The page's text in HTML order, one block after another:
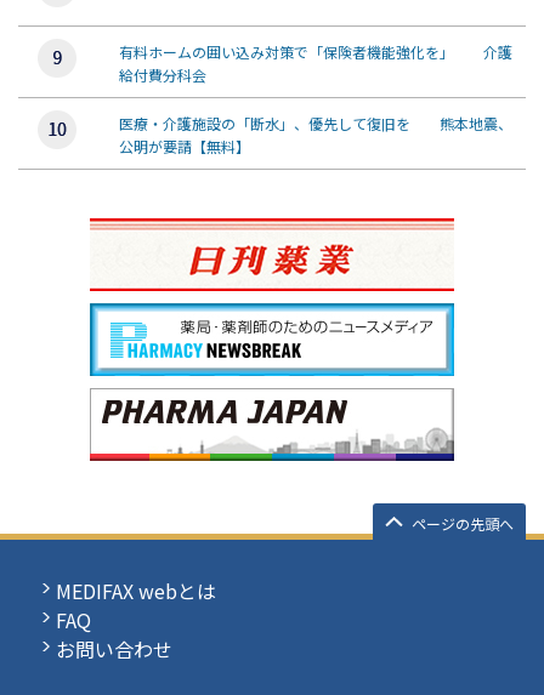
有料ホームの囲い込み対策で「保険者機能強化を」 介護
給付費分科会
医療・介護施設の「断水」、優先して復旧を 熊本地震、
公明が要請【無料】
ページの先頭へ
MEDIFAX webとは
FAQ
お問い合わせ